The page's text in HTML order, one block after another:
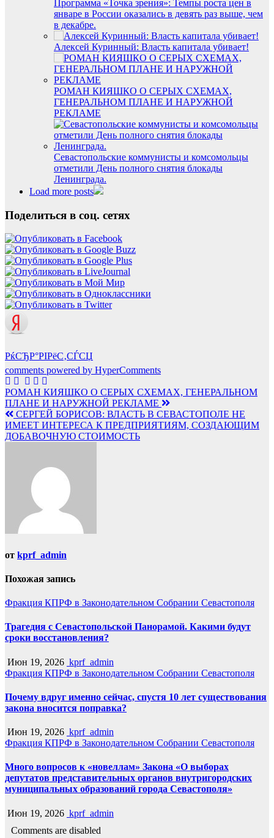
Программа «Точка зрения»: Темпы роста цен в
январе в России оказались в девять раз выше, чем
в декабре.
Алексей Куринный: Власть капитала убивает!
РОМАН КИЯШКО О СЕРЫХ СХЕМАХ,
ГЕНЕРАЛЬНОМ ПЛАНЕ И НАРУЖНОЙ
РЕКЛАМЕ
Севастопольские коммунисты и комсомольцы
отметили День полного снятия блокады
Ленинграда.
Load more posts
Поделиться в соц. сетях
РќСЂР°РІРёС‚СЃСЏ
comments powered by HyperComments
Навигация
по
записям
РОМАН КИЯШКО О СЕРЫХ СХЕМАХ, ГЕНЕРАЛЬНОМ
ПЛАНЕ И НАРУЖНОЙ РЕКЛАМЕ
СЕРГЕЙ БОРИСОВ: ВЛАСТЬ В СЕВАСТОПОЛЕ НЕ
ИМЕЕТ ИНТЕРЕСА К ПРЕДПРИЯТИЯМ, СОЗДАЮЩИМ
ДОБАВОЧНУЮ СТОИМОСТЬ
от kprf_admin
Похожая запись
Фракция КПРФ в Законодательном Собрании Севастополя
Трагедия с Севастопольской Панорамой. Какими будут
сроки восстановления?
Июн 19, 2026 kprf_admin
Фракция КПРФ в Законодательном Собрании Севастополя
Почему вдруг именно сейчас, спустя 10 лет существования
закона вносится поправка?
Июн 19, 2026 kprf_admin
Фракция КПРФ в Законодательном Собрании Севастополя
Много вопросов к «новеллам» Закона «О выборах
депутатов представительных органов внутригородских
муниципальных образований города Севастополя»
Июн 19, 2026 kprf_admin
Comments are disabled